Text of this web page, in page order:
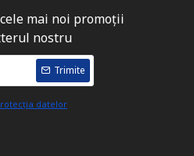
mai noi promoții
nostru
Trimite
datelor